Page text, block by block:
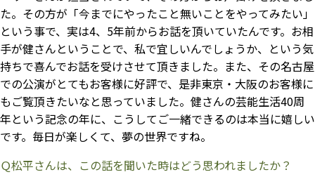
た。その方が「今までにやったこと無いことをやってみたい」
という事で、実は4、5年前からお話を頂いていたんです。お相
手が健さんということで、私で宜しいんでしょうか、という気
持ちで喜んでお話を受けさせて頂きました。また、その名古屋
での公演がとてもお客様に好評で、是非東京・大阪のお客様に
もご覧頂きたいなと思っていました。健さんの芸能生活40周
年という記念の年に、こうしてご一緒できるのは本当に嬉しい
です。毎日が楽しくて、夢の世界ですね。
Ｑ松平さんは、この話を聞いた時はどう思われましたか？